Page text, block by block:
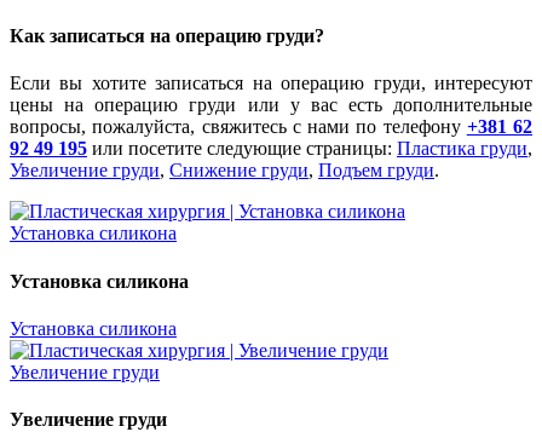
Как записаться на операцию груди?
Если вы хотите записаться на операцию груди, интересуют
цены на операцию груди или у вас есть дополнительные
вопросы, пожалуйста, свяжитесь с нами по телефону +381 62
92 49 195 или посетите следующие страницы: Пластика груди,
Увеличение груди, Снижение груди, Подъем груди.
Установка силикона
Установка силикона
Установка силикона
Увеличение груди
Увеличение груди